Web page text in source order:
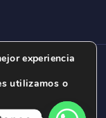
©
2026.
1, SALINAS
experiencia
utilizamos o